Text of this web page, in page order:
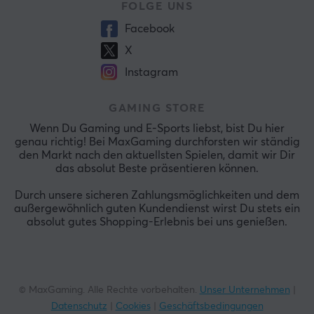
FOLGE UNS
Facebook
X
Instagram
GAMING STORE
Wenn Du Gaming und E-Sports liebst, bist Du hier
genau richtig! Bei MaxGaming durchforsten wir ständig
den Markt nach den aktuellsten Spielen, damit wir Dir
das absolut Beste präsentieren können.
Durch unsere sicheren Zahlungsmöglichkeiten und dem
außergewöhnlich guten Kundendienst wirst Du stets ein
absolut gutes Shopping-Erlebnis bei uns genießen.
© MaxGaming. Alle Rechte vorbehalten. Unser Unternehmen
Datenschutz
Cookies| Geschäftsbedingungen